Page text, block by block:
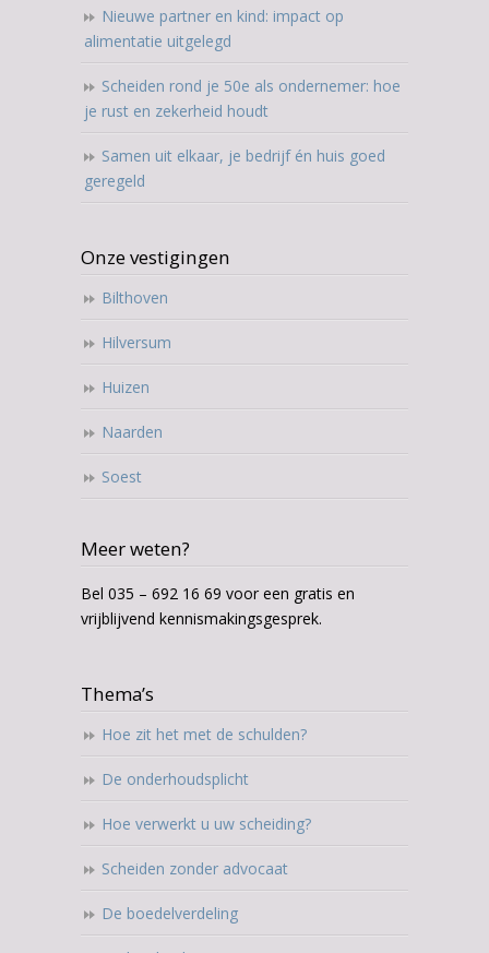
Nieuwe partner en kind: impact op
alimentatie uitgelegd
Scheiden rond je 50e als ondernemer: hoe
je rust en zekerheid houdt
Samen uit elkaar, je bedrijf én huis goed
geregeld
Onze vestigingen
Bilthoven
Hilversum
Huizen
Naarden
Soest
Meer weten?
Bel 035 – 692 16 69 voor een gratis en
vrijblijvend kennismakingsgesprek.
Thema’s
Hoe zit het met de schulden?
De onderhoudsplicht
Hoe verwerkt u uw scheiding?
Scheiden zonder advocaat
De boedelverdeling